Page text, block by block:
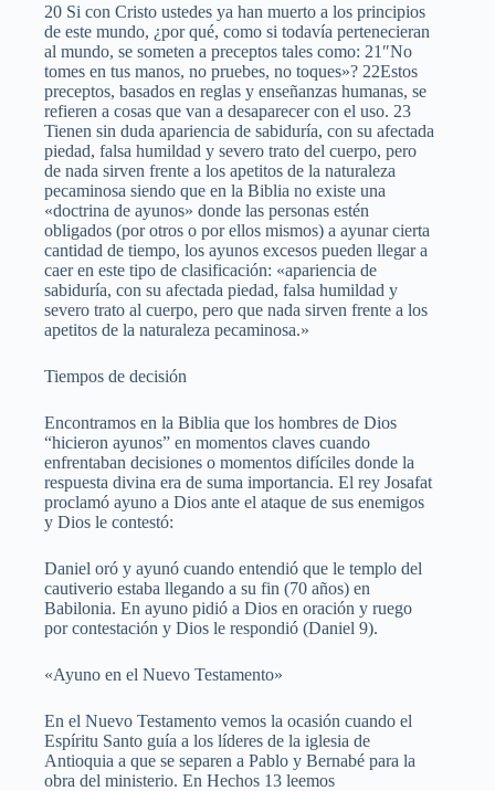
20 Si con Cristo ustedes ya han muerto a los principios
de este mundo, ¿por qué, como si todavía pertenecieran
al mundo, se someten a preceptos tales como: 21″No
tomes en tus manos, no pruebes, no toques»? 22Estos
preceptos, basados en reglas y enseñanzas humanas, se
refieren a cosas que van a desaparecer con el uso. 23
Tienen sin duda apariencia de sabiduría, con su afectada
piedad, falsa humildad y severo trato del cuerpo, pero
de nada sirven frente a los apetitos de la naturaleza
pecaminosa siendo que en la Biblia no existe una
«doctrina de ayunos» donde las personas estén
obligados (por otros o por ellos mismos) a ayunar cierta
cantidad de tiempo, los ayunos excesos pueden llegar a
caer en este tipo de clasificación: «apariencia de
sabiduría, con su afectada piedad, falsa humildad y
severo trato al cuerpo, pero que nada sirven frente a los
apetitos de la naturaleza pecaminosa.»
Tiempos de decisión
Encontramos en la Biblia que los hombres de Dios
“hicieron ayunos” en momentos claves cuando
enfrentaban decisiones o momentos difíciles donde la
respuesta divina era de suma importancia. El rey Josafat
proclamó ayuno a Dios ante el ataque de sus enemigos
y Dios le contestó:
Daniel oró y ayunó cuando entendió que le templo del
cautiverio estaba llegando a su fin (70 años) en
Babilonia. En ayuno pidió a Dios en oración y ruego
por contestación y Dios le respondió (Daniel 9).
«Ayuno en el Nuevo Testamento»
En el Nuevo Testamento vemos la ocasión cuando el
Espíritu Santo guía a los líderes de la iglesia de
Antioquia a que se separen a Pablo y Bernabé para la
obra del ministerio. En Hechos 13 leemos